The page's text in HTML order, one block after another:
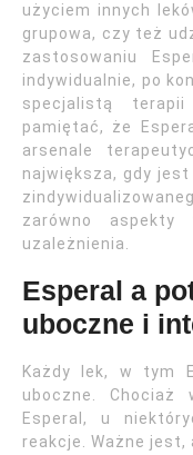
użyciem innych
grupowa, czy też
zastosowaniu
indywidualnie, po
specjalistą
pamiętać, że
arsenale
największa, gdy
zarówno aspekty
uzależnienia.
Esperal a
uboczne i
Każdy lek, w tym
uboczne. Chociaż
Esperal, u
reakcje. Ważne